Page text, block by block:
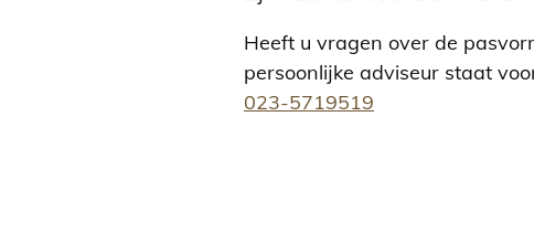
Heeft u vragen over de
persoonlijke adviseur staat
023-5719519